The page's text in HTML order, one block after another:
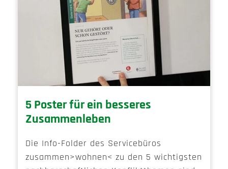
5 Poster für ein besseres
Zusammenleben
Die Info-Folder des Servicebüros
zusammen>wohnen< zu den 5 wichtigsten